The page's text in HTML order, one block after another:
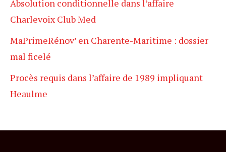
Absolution conditionnelle dans l’affaire
Charlevoix Club Med
MaPrimeRénov’ en Charente-Maritime : dossier
mal ficelé
Procès requis dans l’affaire de 1989 impliquant
Heaulme